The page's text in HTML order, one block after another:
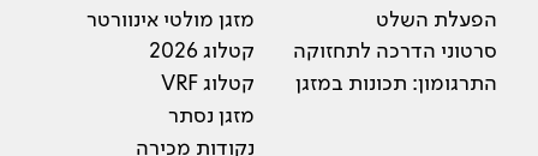
הפעלת השלט
סרטוני הדרכה לתחזוקה
התרגומון: תכונות במזגן
מזגן מולטי אינוורטר
קטלוג 2026
קטלוג VRF
מזגן נסתר
נקודות מכירה